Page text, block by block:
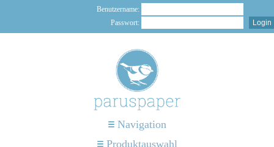
Benutzername:
Passwort:
Navigation
Produktauswahl